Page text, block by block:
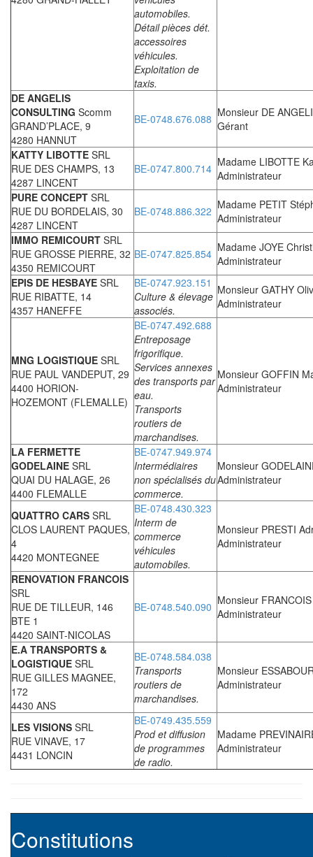
automobiles.
Détail pièces dét.
accessoires
véhicules.
Exploitation de
taxis.
DE ANGELIS
CONSULTING Scomm
GRAND’PLACE, 9
4280 HANNUT
BE-0748.676.088 Monsieur DE
Gérant
KATTY LIBOTTE SRL
RUE DES CHAMPS, 13
4287 LINCENT
BE-0747.800.714 Madame LIBOTTE
Administrateur
PURE CONCEPT SRL
RUE DU BORDELAIS, 30
4287 LINCENT
BE-0748.886.322 Madame PETIT
Administrateur
IMMO REMICOURT SRL
RUE GROSSE PIERRE, 32
4350 REMICOURT
BE-0747.825.854 Madame JOYE
Administrateur
EPIS DE HESBAYE SRL
RUE RIBATTE, 14
4357 HANEFFE
BE-0747.923.151
Culture & élevage
associés.
Monsieur GATHY
Administrateur
MNG LOGISTIQUE SRL
RUE PAUL VANDEPUT, 29
4400 HORION-
HOZEMONT (FLEMALLE)
BE-0747.492.688
Entreposage
frigorifique.
Services annexes
des transports par
eau.
Transports
routiers de
marchandises.
Monsieur GOFFIN
Administrateur
LA FERMETTE
GODELAINE SRL
QUAI DU HALAGE, 26
4400 FLEMALLE
BE-0747.949.974
Intermédiaires
non spécialisés du
commerce.
Monsieur
Administrateur
QUATTRO CARS SRL
CLOS LAURENT PAQUES,
4
4420 MONTEGNEE
BE-0748.430.323
Interm de
commerce
véhicules
automobiles.
Monsieur PRESTI
Administrateur
RENOVATION FRANCOIS
SRL
RUE DE TILLEUR, 146
BTE 1
4420 SAINT-NICOLAS
BE-0748.540.090 Monsieur
Administrateur
E.A TRANSPORTS &
LOGISTIQUE SRL
RUE GILLES MAGNEE,
172
4430 ANS
BE-0748.584.038
Transports
routiers de
marchandises.
Monsieur
Administrateur
LES VISIONS SRL
RUE VINAVE, 17
4431 LONCIN
BE-0749.435.559
Prod et diffusion
de programmes
de radio.
Madame
Administrateur
Constitutions